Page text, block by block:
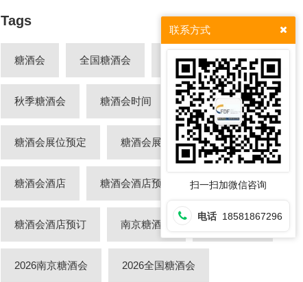
Tags
糖酒会 全国糖酒会 春季糖酒会
秋季糖酒会 糖酒会时间 糖酒会展位
糖酒会展位预定 糖酒会展位预订
糖酒会酒店 糖酒会酒店预定
糖酒会酒店预订 南京糖酒会 2026糖酒会
2026南京糖酒会 2026全国糖酒会
联系方式
扫一扫加微信咨询
电话 18581867296